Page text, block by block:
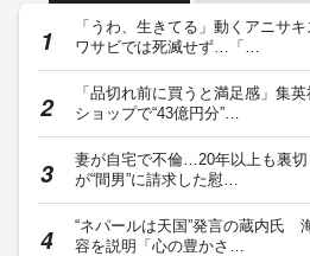
「うわ、生きてる」動くアニサ
ワサビでは死滅せず…「…
「品切れ前に買うと満足感」集
ショップで“43億円分”…
妻が自宅で不倫…20年以上も裏切
が“間男”に請求した慰…
“ネパールは天国”発言の蔵内氏
容を説明「心の豊かさ…